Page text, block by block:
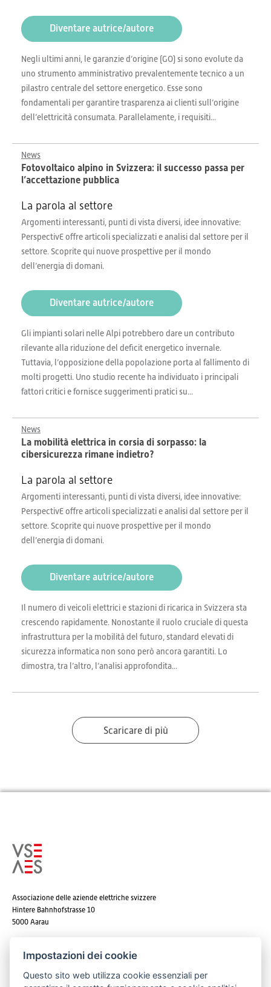
Diventare autrice/autore
Negli ultimi anni, le garanzie d’origine (GO) si sono evolute da
uno strumento amministrativo prevalentemente tecnico a un
pilastro centrale del settore energetico. Esse sono
fondamentali per garantire trasparenza ai clienti sull’origine
dell’elettricità consumata. Parallelamente, i requisiti...
News
Fotovoltaico alpino in Svizzera: il successo passa per
l’accettazione pubblica
La parola al settore
Argomenti interessanti, punti di vista diversi, idee innovative:
PerspectivE offre articoli specializzati e analisi dal settore per il
settore. Scoprite qui nuove prospettive per il mondo
dell’energia di domani.
Diventare autrice/autore
Gli impianti solari nelle Alpi potrebbero dare un contributo
rilevante alla riduzione del deficit energetico invernale.
Tuttavia, l’opposizione della popolazione porta al fallimento di
molti progetti. Uno studio recente ha individuato i principali
fattori critici e fornisce suggerimenti pratici su...
News
La mobilità elettrica in corsia di sorpasso: la
cibersicurezza rimane indietro?
La parola al settore
Argomenti interessanti, punti di vista diversi, idee innovative:
PerspectivE offre articoli specializzati e analisi dal settore per il
settore. Scoprite qui nuove prospettive per il mondo
dell’energia di domani.
Diventare autrice/autore
Il numero di veicoli elettrici e stazioni di ricarica in Svizzera sta
crescendo rapidamente. Nonostante il ruolo cruciale di questa
infrastruttura per la mobilità del futuro, standard elevati di
sicurezza informatica non sono però ancora garantiti. Lo
dimostra, tra l’altro, l’analisi approfondita...
Scaricare di più
Associazione delle aziende elettriche svizzere
Hintere Bahnhofstrasse 10
5000 Aarau
E-mail: info@strom.ch
Impostazioni dei cookie
Questo sito web utilizza cookie essenziali per